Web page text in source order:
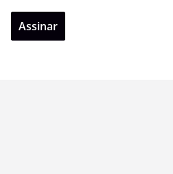
e
e
Assinar